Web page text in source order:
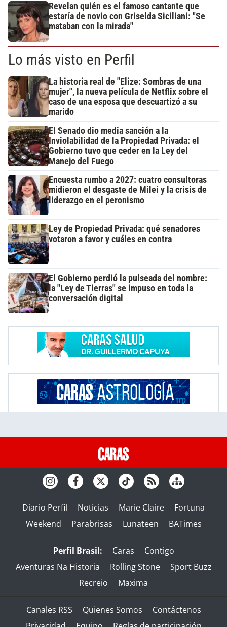
Revelan quién es el famoso cantante que
estaría de novio con Griselda Siciliani: "Se
mataban con la mirada"
Lo más visto en Perfil
La historia real de "Elize: Sombras de una
mujer", la nueva película de Netflix sobre el
caso de una esposa que descuartizó a su
marido
El Senado dio media sanción a la
Inviolabilidad de la Propiedad Privada: el
Gobierno tuvo que ceder en la Ley del
Manejo del Fuego
Encuesta rumbo a 2027: cuatro consultoras
midieron el desgaste de Milei y la crisis de
liderazgo en el peronismo
Ley de Propiedad Privada: qué senadores
votaron a favor y cuáles en contra
El Gobierno perdió la pulseada del nombre:
la "Ley de Tierras" se impuso en toda la
conversación digital
Diario Perfil Noticias Marie Claire
Fortuna
Weekend
Parabrisas Lunateen BATimes
Perfil Brasil: Caras
Contigo
Aventuras Na Historia
Rolling Stone
Sport Buzz
Recreio
Maxima
Canales RSS Quienes Somos
Contáctenos